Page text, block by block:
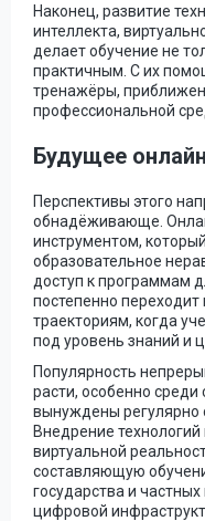
Наконец, развитие
интеллекта,
делает обучение не
практичным. С их
тренажёры,
профессиональной
Будущее
Перспективы этого
обнадёживающе.
инструментом,
образовательное
доступ к программам
постепенно
траекториям, когда
под уровень знаний и
Популярность
расти, особенно
вынуждены регулярно
Внедрение технологий
виртуальной
составляющую
государства и
цифровой